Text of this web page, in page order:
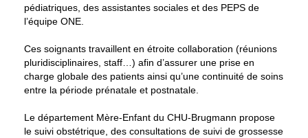
pédiatriques, des assistantes sociales et des PEPS de
l’équipe ONE.
Ces soignants travaillent en étroite collaboration (réunions
pluridisciplinaires, staff…) afin d’assurer une prise en
charge globale des patients ainsi qu’une continuité de soins
entre la période prénatale et postnatale.
Le département Mère-Enfant du CHU-Brugmann propose
le suivi obstétrique, des consultations de suivi de grossesse